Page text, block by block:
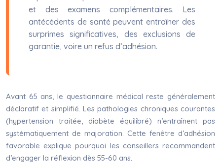
et des examens complémentaires. Les
antécédents de santé peuvent entraîner des
surprimes significatives, des exclusions de
garantie, voire un refus d’adhésion.
Avant 65 ans, le questionnaire médical reste généralement
déclaratif et simplifié. Les pathologies chroniques courantes
(hypertension traitée, diabète équilibré) n’entraînent pas
systématiquement de majoration. Cette fenêtre d’adhésion
favorable explique pourquoi les conseillers recommandent
d’engager la réflexion dès 55-60 ans.